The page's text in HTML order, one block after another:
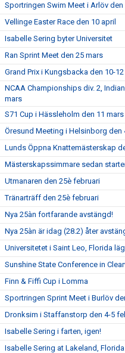
Sportringen Swim Meet i Arlöv den
Vellinge Easter Race den 10 april
Isabelle Sering byter Universitet
Ran Sprint Meet den 25 mars
Grand Prix i Kungsbacka den 10-
NCAA Championships div. 2,
mars
S71 Cup i Hässleholm den 11 mars
Öresund Meeting i Helsinborg den
Lunds Öppna Knattemästerskap
Mästerskapssimmare sedan
Utmanaren den 25è februari
Tränarträff den 25è februari
Nya 25àn fortfarande avstängd!
Nya 25àn är idag (28.2) åter
Universitetet i Saint Leo, Florida
Sunshine State Conference in
Finn & Fiffi Cup i Lomma
Sportringen Sprint Meet i Burlöv
Dronksim i Staffanstorp den 4-5
Isabelle Sering i farten, igen!
Isabelle Sering at Lakeland, Florida